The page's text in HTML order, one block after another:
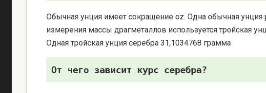
Обычная унция имеет сокращение oz. Одна обычная
измерения массы драгметаллов используется тройская
Одная тройская унция серебра 31,1034768 грамма
От чего зависит курс серебра?